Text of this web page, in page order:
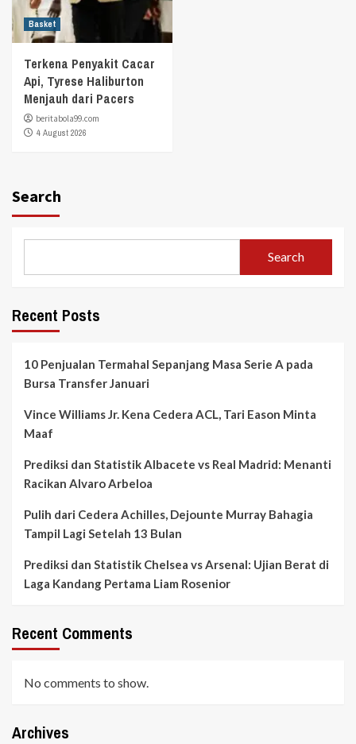
Basket
Terkena Penyakit Cacar
Api, Tyrese Haliburton
Menjauh dari Pacers
beritabola99.com
4 August 2026
Search
Search
Recent Posts
10 Penjualan Termahal Sepanjang Masa Serie A pada
Bursa Transfer Januari
Vince Williams Jr. Kena Cedera ACL, Tari Eason Minta
Maaf
Prediksi dan Statistik Albacete vs Real Madrid: Menanti
Racikan Alvaro Arbeloa
Pulih dari Cedera Achilles, Dejounte Murray Bahagia
Tampil Lagi Setelah 13 Bulan
Prediksi dan Statistik Chelsea vs Arsenal: Ujian Berat di
Laga Kandang Pertama Liam Rosenior
Recent Comments
No comments to show.
Archives